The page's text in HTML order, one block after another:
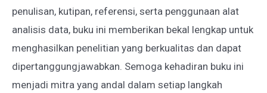
penulisan, kutipan, referensi, serta penggunaan alat
analisis data, buku ini memberikan bekal lengkap untuk
menghasilkan penelitian yang berkualitas dan dapat
dipertanggungjawabkan. Semoga kehadiran buku ini
menjadi mitra yang andal dalam setiap langkah